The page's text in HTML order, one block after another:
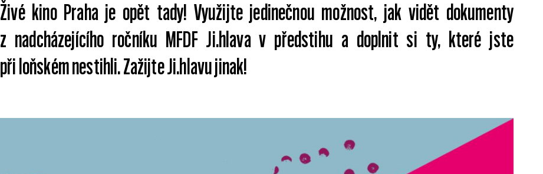
Živé kino Praha je opět tady! Využijte jedinečnou možnost, jak vidět dokumenty
z nadcházejícího ročníku MFDF Ji.hlava v předstihu a doplnit si ty, které jste
při loňském nestihli. Zažijte Ji.hlavu jinak!